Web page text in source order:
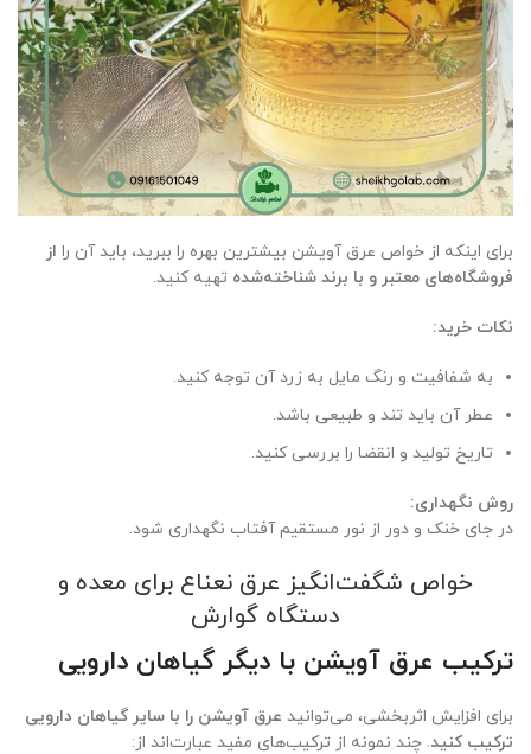
برای اینکه از خواص عرق آویشن بیشترین بهره را ببرید، باید آن را از
فروشگاه‌های معتبر و با برند شناخته‌شده تهیه کنید.
نکات خرید:
به شفافیت و رنگ مایل به زرد آن توجه کنید.
عطر آن باید تند و طبیعی باشد.
تاریخ تولید و انقضا را بررسی کنید.
روش نگهداری:
در جای خنک و دور از نور مستقیم آفتاب نگهداری شود.
خواص شگفت‌انگیز عرق نعناع برای معده و
دستگاه گوارش
ترکیب عرق آویشن با دیگر گیاهان دارویی
برای افزایش اثربخشی، می‌توانید عرق آویشن را با سایر گیاهان دارویی
ترکیب کنید. چند نمونه از ترکیب‌های مفید عبارت‌اند از: